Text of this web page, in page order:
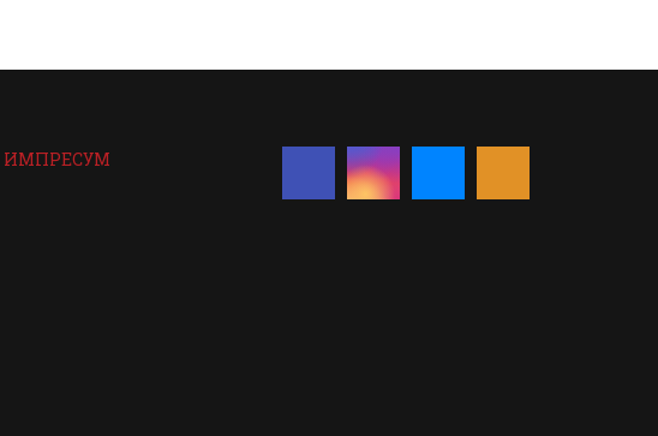
ИМПРЕСУМ